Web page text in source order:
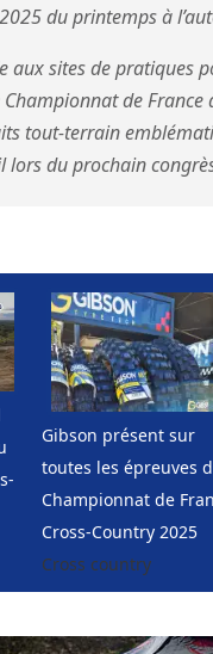
du printemps à
sites de pratiques
de France
tout-terrain
du prochain
Gibson présent sur
toutes les épreuves
Championnat de
Cross-Country 2025
Cross country